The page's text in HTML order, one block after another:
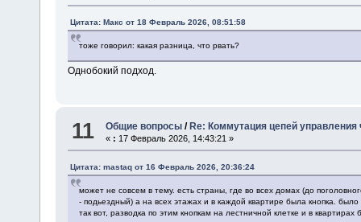
Цитата: Макс от 18 Февраль 2026, 08:51:58
тоже говорил: какая разница, что рвать?
Однобокий подход.
11 Общие вопросы /Re: Коммутация цепей управления
« : 17 Февраль 2026, 14:43:21 »
Цитата: mastaq от 16 Февраль 2026, 20:36:24
может не совсем в тему. есть страны, где во всех домах (до
- подьездный) а на всех этажах и в каждой квартире была кнопка.
так вот, разводка по этим кнопкам на лестничной клетке и в квартирах